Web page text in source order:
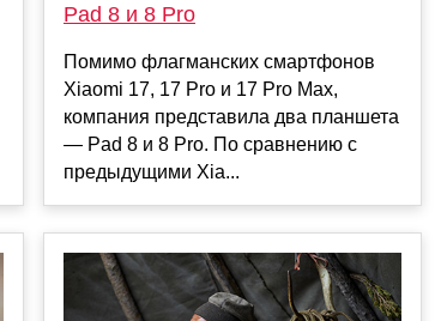
Pad 8 и 8 Pro
Помимо флагманских смартфонов
Xiaomi 17, 17 Pro и 17 Pro Max,
компания представила два планшета
— Pad 8 и 8 Pro. По сравнению с
предыдущими Xia...